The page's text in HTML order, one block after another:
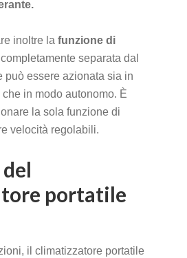
inoltre la funzione di
separata dal
può essere azionata sia in
in modo autonomo. È
la sola funzione di
velocità regolabili.
portatile
il climatizzatore portatile